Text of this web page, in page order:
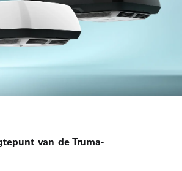
van de Truma-